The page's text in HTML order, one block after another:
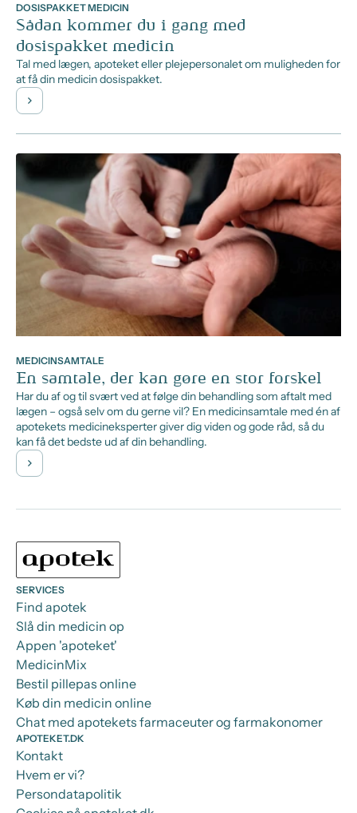
DOSISPAKKET MEDICIN
Sådan kommer du i gang med
dosispakket medicin
Tal med lægen, apoteket eller plejepersonalet om muligheden for
at få din medicin dosispakket.
MEDICINSAMTALE
En samtale, der kan gøre en stor forskel
Har du af og til svært ved at følge din behandling som aftalt med
lægen – også selv om du gerne vil? En medicinsamtale med én af
apotekets medicineksperter giver dig viden og gode råd, så du
kan få det bedste ud af din behandling.
SERVICES
Find apotek
Slå din medicin op
Appen 'apoteket'
MedicinMix
Bestil pillepas online
Køb din medicin online
Chat med apotekets farmaceuter og farmakonomer
APOTEKET.DK
Kontakt
Hvem er vi?
Persondatapolitik